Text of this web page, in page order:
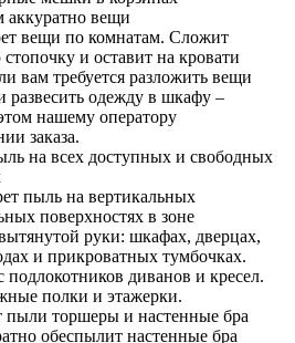
аккуратно вещи
вещи по комнатам. Сложит
и оставит на кровати
вам требуется разложить вещи
развесить одежду в шкафу –
нашему оператору
заказа.
на всех доступных и свободных
пыль на вертикальных
поверхностях в зоне
руки: шкафах, дверцах,
и прикроватных тумбочках.
подлокотников диванов и кресел.
полки и этажерки.
пыли торшеры и настенные бра
обеспылит настенные бра